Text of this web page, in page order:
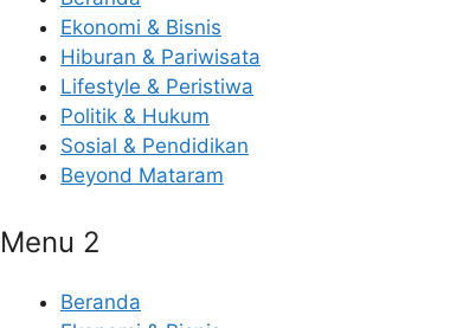
Ekonomi & Bisnis
Hiburan & Pariwisata
Lifestyle & Peristiwa
Politik & Hukum
Sosial & Pendidikan
Beyond Mataram
Menu 2
Beranda